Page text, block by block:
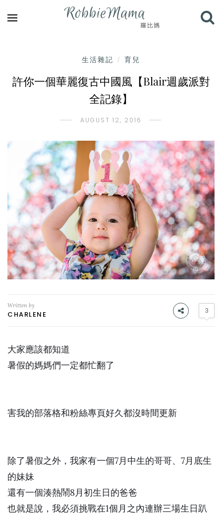
生活雜記 / 育兒
許你一個華麗復古中國風【Blair週歲派對
全記錄】
AUGUST 12, 2016
Written by
CHARLENE 3
大家應該都知道
暑假的媽媽們一定都忙翻了
害我的部落格和粉絲專頁好久都沒時間更新
除了暑假之外，我家有一個7月中生的哥哥、7月底生
的妹妹
還有一個湊熱鬧8月初生日的爸爸
也就是說，我必須挑戰在1個月之內連辦三場生日趴